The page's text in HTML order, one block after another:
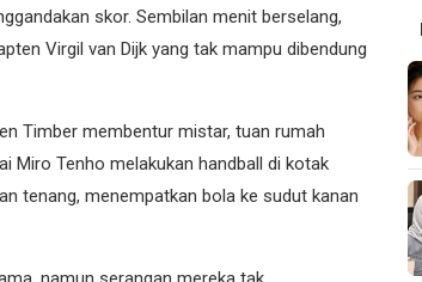
skor. Sembilan menit berselang,
Virgil van Dijk yang tak mampu dibendung
Timber membentur mistar, tuan rumah
Miro Tenho melakukan handball di kotak
tenang, menempatkan bola ke sudut kanan